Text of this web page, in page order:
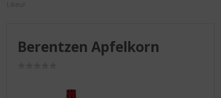
Likeur
Berentzen Apfelkorn